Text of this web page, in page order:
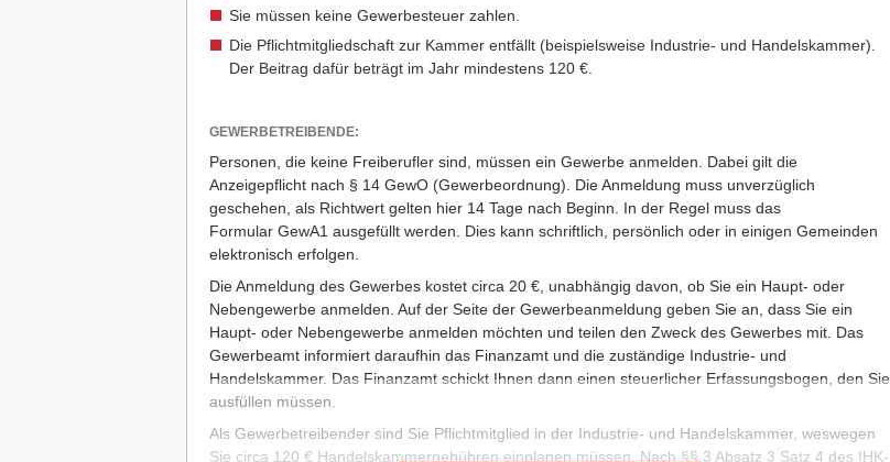
Sie müssen keine Gewerbesteuer zahlen.
Die Pflichtmitgliedschaft zur Kammer entfällt (beispielsweise Industrie- und Handelskammer).
Der Beitrag dafür beträgt im Jahr mindestens 120 €.
GEWERBETREIBENDE:
Personen, die keine Freiberufler sind, müssen ein Gewerbe anmelden. Dabei gilt die
Anzeigepflicht nach § 14 GewO (Gewerbeordnung). Die Anmeldung muss unverzüglich
geschehen, als Richtwert gelten hier 14 Tage nach Beginn. In der Regel muss das
Formular GewA1 ausgefüllt werden. Dies kann schriftlich, persönlich oder in einigen Gemeinden
elektronisch erfolgen.
Die Anmeldung des Gewerbes kostet circa 20 €, unabhängig davon, ob Sie ein Haupt- oder
Nebengewerbe anmelden. Auf der Seite der Gewerbeanmeldung geben Sie an, dass Sie ein
Haupt- oder Nebengewerbe anmelden möchten und teilen den Zweck des Gewerbes mit. Das
Gewerbeamt informiert daraufhin das Finanzamt und die zuständige Industrie- und
Handelskammer. Das Finanzamt schickt Ihnen dann einen steuerlicher Erfassungsbogen, den Sie
ausfüllen müssen.
Als Gewerbetreibender sind Sie Pflichtmitglied in der Industrie- und Handelskammer, weswegen
Sie circa 120 € Handelskammergebühren einplanen müssen. Nach §§ 3 Absatz 3 Satz 4 des IHK-